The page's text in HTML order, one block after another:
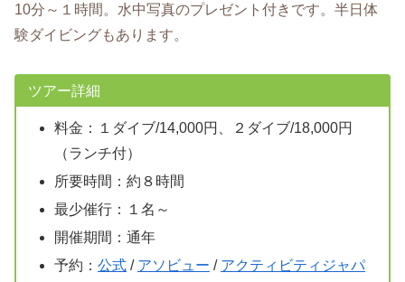
10分～１時間。水中写真のプレゼント付きです。半日体
験ダイビングもあります。
ツアー詳細
料金：１ダイブ/14,000円、２ダイブ/18,000円
（ランチ付）
所要時間：約８時間
最少催行：１名～
開催期間：通年
予約： 公式/ アソビュー / アクティビティジャパ